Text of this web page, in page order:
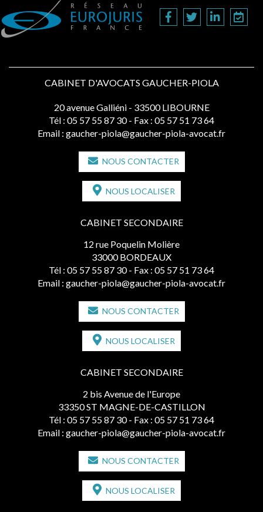
CABINET D'AVOCATS GAUCHER-PIOLA
20 avenue Galliéni - 33500 LIBOURNE
Tél : 05 57 55 87 30 - Fax : 05 57 51 73 64
Email : gaucher-piola@gaucher-piola-avocat.fr
NOUS CONTACTER
NOUS LOCALISER
CABINET SECONDAIRE
12 rue Poquelin Molière
33000 BORDEAUX
Tél : 05 57 55 87 30 - Fax : 05 57 51 73 64
Email : gaucher-piola@gaucher-piola-avocat.fr
NOUS CONTACTER
NOUS LOCALISER
CABINET SECONDAIRE
2 bis Avenue de l'Europe
33350 ST MAGNE-DE-CASTILLON
Tél : 05 57 55 87 30 - Fax : 05 57 51 73 64
Email : gaucher-piola@gaucher-piola-avocat.fr
NOUS CONTACTER
NOUS LOCALISER